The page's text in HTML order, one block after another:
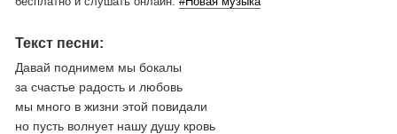
Текст песни:
Давай поднимем мы бокалы
за счастье радость и любовь
мы много в жизни этой повидали
но пусть волнует нашу душу кровь